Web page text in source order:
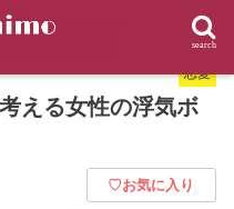
search
性の浮気ボーダーラインって？
恋愛
える女性の浮気ボ
♡お気に入り